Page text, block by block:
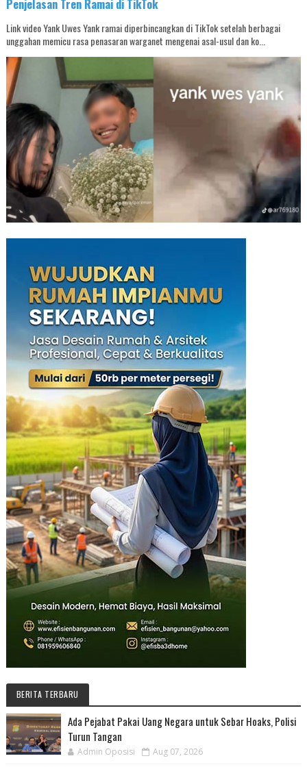
Penjelasan Tren Ramai di TikTok
Link video Yank Uwes Yank ramai diperbincangkan di TikTok setelah berbagai
unggahan memicu rasa penasaran warganet mengenai asal-usul dan ko...
BERITA TERBARU
Ada Pejabat Pakai Uang Negara untuk Sebar Hoaks, Polisi
Turun Tangan
Admin Oposisi Aug 07, 2026